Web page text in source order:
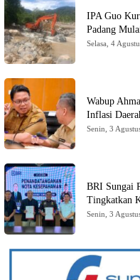
IPA Guo
Padang
Selasa, 4
Wabup
Inflasi
Senin, 3
BRI Sungai
Tingkatkan
Senin, 3